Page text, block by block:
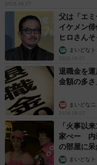
2026.08.07
父は「エ
イケメン
ヒロさん
まいどな
2026.08.07
退職金を
金額の多
まいどな
2026.08.07
「火事以
家ぺー 内
の部屋に呆
まいどな